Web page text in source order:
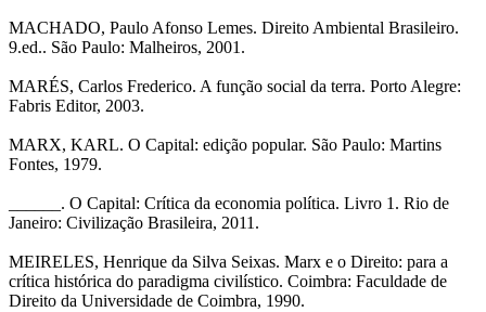
MACHADO, Paulo Afonso Lemes. Direito Ambiental Brasileiro.
9.ed.. São Paulo: Malheiros, 2001.
MARÉS, Carlos Frederico. A função social da terra. Porto Alegre:
Fabris Editor, 2003.
MARX, KARL. O Capital: edição popular. São Paulo: Martins
Fontes, 1979.
______. O Capital: Crítica da economia política. Livro 1. Rio de
Janeiro: Civilização Brasileira, 2011.
MEIRELES, Henrique da Silva Seixas. Marx e o Direito: para a
crítica histórica do paradigma civilístico. Coimbra: Faculdade de
Direito da Universidade de Coimbra, 1990.